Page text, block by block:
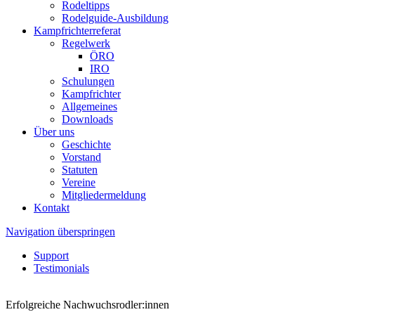
Rodeltipps
Rodelguide-Ausbildung
Kampfrichterreferat
Regelwerk
ÖRO
IRO
Schulungen
Kampfrichter
Allgemeines
Downloads
Über uns
Geschichte
Vorstand
Statuten
Vereine
Mitgliedermeldung
Kontakt
Navigation überspringen
Support
Testimonials
Erfolgreiche Nachwuchsrodler:innen